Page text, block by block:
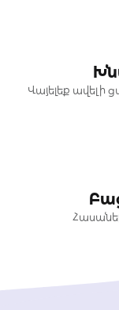
Վայելեք ավելի